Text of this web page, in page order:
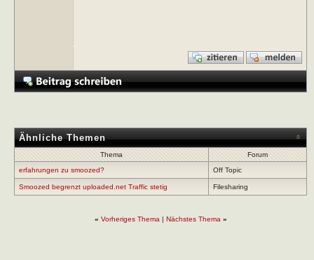
Ähnliche Themen
Thema
Forum
erfahrungen zu smoozed?
Off Topic
Smoozed begrenzt uploaded.net Traffic stetig Filesharing
« Vorheriges Thema | Nächstes Thema »